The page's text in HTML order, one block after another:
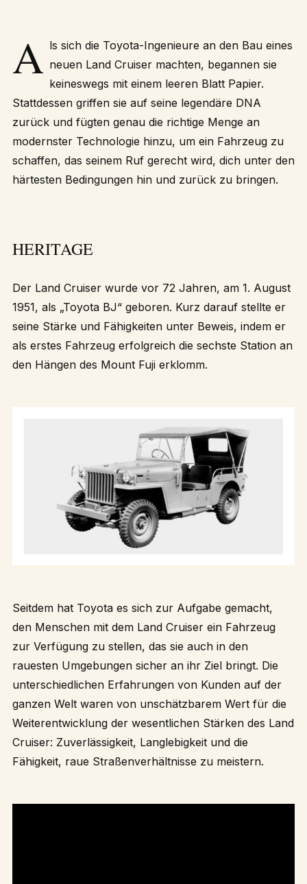
A ls sich die Toyota-Ingenieure an den Bau eines
neuen Land Cruiser machten, begannen sie
keineswegs mit einem leeren Blatt Papier.
Stattdessen griffen sie auf seine legendäre DNA
zurück und fügten genau die richtige Menge an
modernster Technologie hinzu, um ein Fahrzeug zu
schaffen, das seinem Ruf gerecht wird, dich unter den
härtesten Bedingungen hin und zurück zu bringen.
HERITAGE
Der Land Cruiser wurde vor 72 Jahren, am 1. August
1951, als „Toyota BJ“ geboren. Kurz darauf stellte er
seine Stärke und Fähigkeiten unter Beweis, indem er
als erstes Fahrzeug erfolgreich die sechste Station an
den Hängen des Mount Fuji erklomm.
Seitdem hat Toyota es sich zur Aufgabe gemacht,
den Menschen mit dem Land Cruiser ein Fahrzeug
zur Verfügung zu stellen, das sie auch in den
rauesten Umgebungen sicher an ihr Ziel bringt. Die
unterschiedlichen Erfahrungen von Kunden auf der
ganzen Welt waren von unschätzbarem Wert für die
Weiterentwicklung der wesentlichen Stärken des Land
Cruiser: Zuverlässigkeit, Langlebigkeit und die
Fähigkeit, raue Straßenverhältnisse zu meistern.